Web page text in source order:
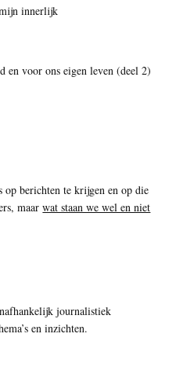
innerlijk
en voor ons eigen leven (deel 2)
op berichten te krijgen en op die
maarwat staan we wel en niet
journalistiek
en inzichten.